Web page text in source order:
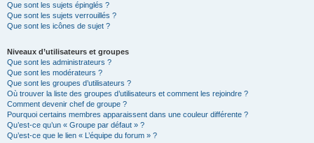
Que sont les sujets épinglés ?
Que sont les sujets verrouillés ?
Que sont les icônes de sujet ?
Niveaux d’utilisateurs et groupes
Que sont les administrateurs ?
Que sont les modérateurs ?
Que sont les groupes d’utilisateurs ?
Où trouver la liste des groupes d’utilisateurs et comment les rejoindre ?
Comment devenir chef de groupe ?
Pourquoi certains membres apparaissent dans une couleur différente ?
Qu’est-ce qu’un « Groupe par défaut » ?
Qu’est-ce que le lien « L’équipe du forum » ?